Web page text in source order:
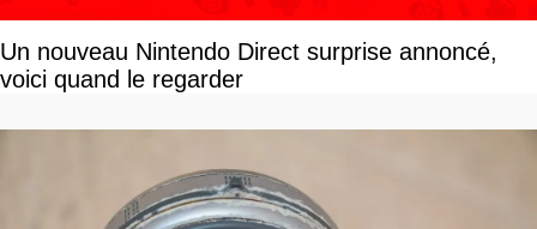
Un nouveau Nintendo Direct surprise annoncé,
voici quand le regarder